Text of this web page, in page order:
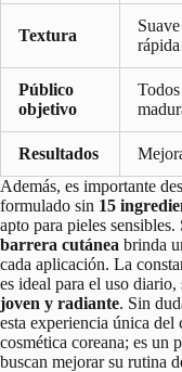
Textura
Público
objetivo
Resultados
Además, es importante
formulado sin 15
apto para pieles sensibles.
barrera cutánea brinda
cada aplicación. La
es ideal para el uso
joven y radiante. Sin
esta experiencia única del
cosmética coreana; es un
buscan mejorar su rutina